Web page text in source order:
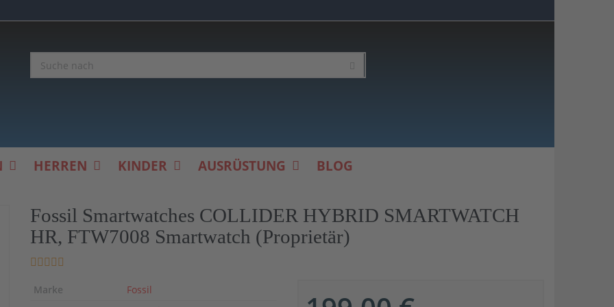
HERREN KINDER AUSRÜSTUNG BLOG
Fossil Smartwatches COLLIDER HYBRID SMARTWATCH
HR, FTW7008 Smartwatch (Proprietär)
Marke
Fossil